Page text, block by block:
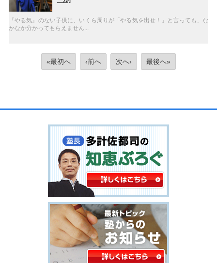
『やる気』のない子供に、いくら周りが「やる気を出せ！」と言っても、な
かなか分かってもらえません...
«最初へ ‹前へ 次へ› 最後へ»